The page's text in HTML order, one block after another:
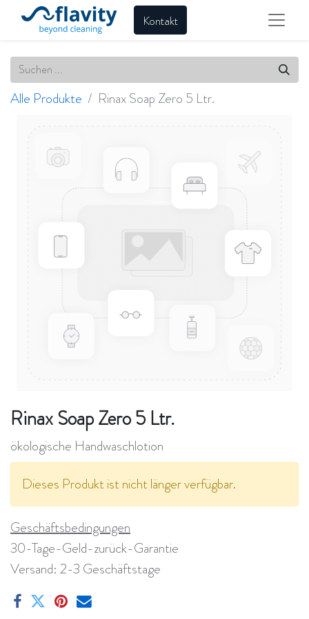
Kontakt
Alle Produkte Rinax Soap Zero 5 Ltr.
Rinax Soap Zero 5 Ltr.
ökologische Handwaschlotion
Dieses Produkt ist nicht länger verfügbar.
Geschäftsbedingungen
30-Tage-Geld-zurück-Garantie
Versand: 2-3 Geschäftstage